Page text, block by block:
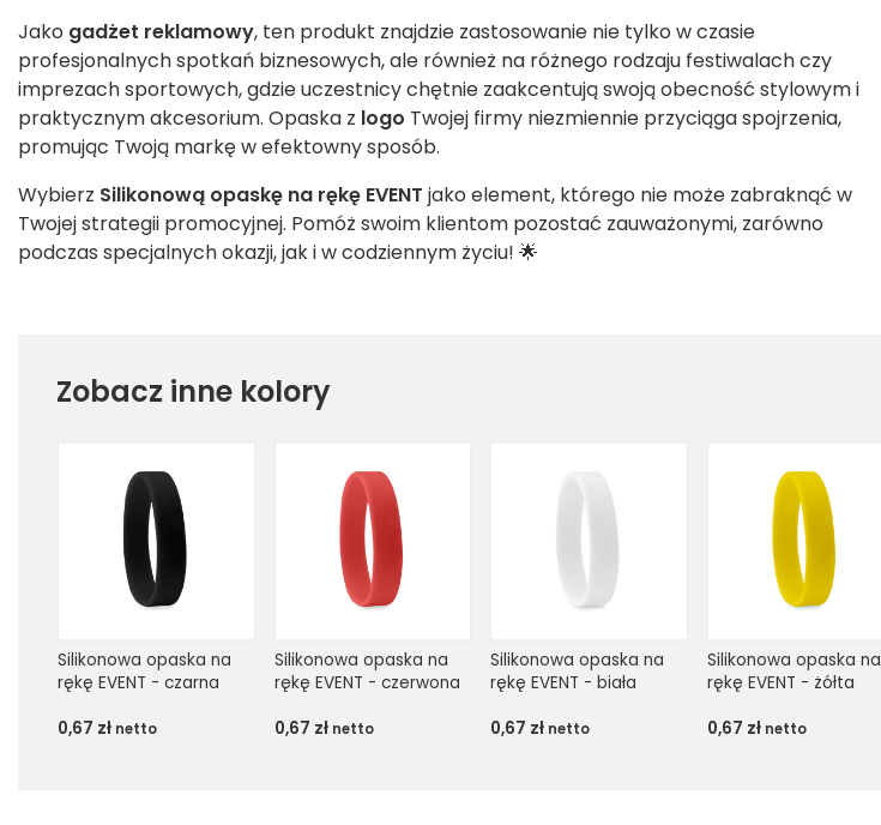
Jako gadżet reklamowy, ten produkt znajdzie zastosowanie nie tylko w czasie
profesjonalnych spotkań biznesowych, ale również na różnego rodzaju festiwalach czy
imprezach sportowych, gdzie uczestnicy chętnie zaakcentują swoją obecność stylowym i
praktycznym akcesorium. Opaska z logo Twojej firmy niezmiennie przyciąga spojrzenia,
promując Twoją markę w efektowny sposób.
Wybierz Silikonową opaskę na rękę EVENT jako element, którego nie może zabraknąć w
Twojej strategii promocyjnej. Pomóż swoim klientom pozostać zauważonymi, zarówno
podczas specjalnych okazji, jak i w codziennym życiu! 🌟
Zobacz inne kolory
Silikonowa opaska na
rękę EVENT - czarna
0,67 zł netto
Silikonowa opaska na
rękę EVENT - czerwona
0,67 zł netto
Silikonowa opaska na
rękę EVENT - biała
0,67 zł netto
Silikonowa opaska na
rękę EVENT - żółta
0,67 zł netto